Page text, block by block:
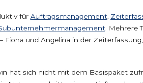
für Auftragsmanagement,
. Mehrere
und Angelina in der
hat sich nicht mit dem Basispaket